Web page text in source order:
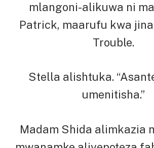
mlangoni-alikuwa ni
Patrick, maarufu kwa
Trouble.
Stella alishtuka.
umenitisha.”
Madam Shida alimkazia